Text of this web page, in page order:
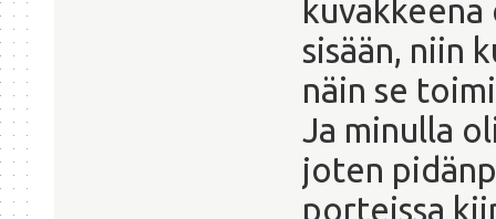
sisään, niin
näin se
Ja minulla
joten
porteissa